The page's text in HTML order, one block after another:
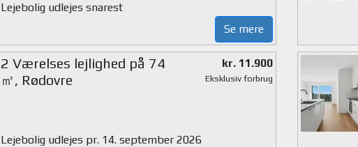
Lejebolig udlejes snarest
Se mere
2 Værelses lejlighed på 74
㎡, Rødovre
kr. 11.900
Eksklusiv forbrug
Lejebolig udlejes pr. 14. september 2026